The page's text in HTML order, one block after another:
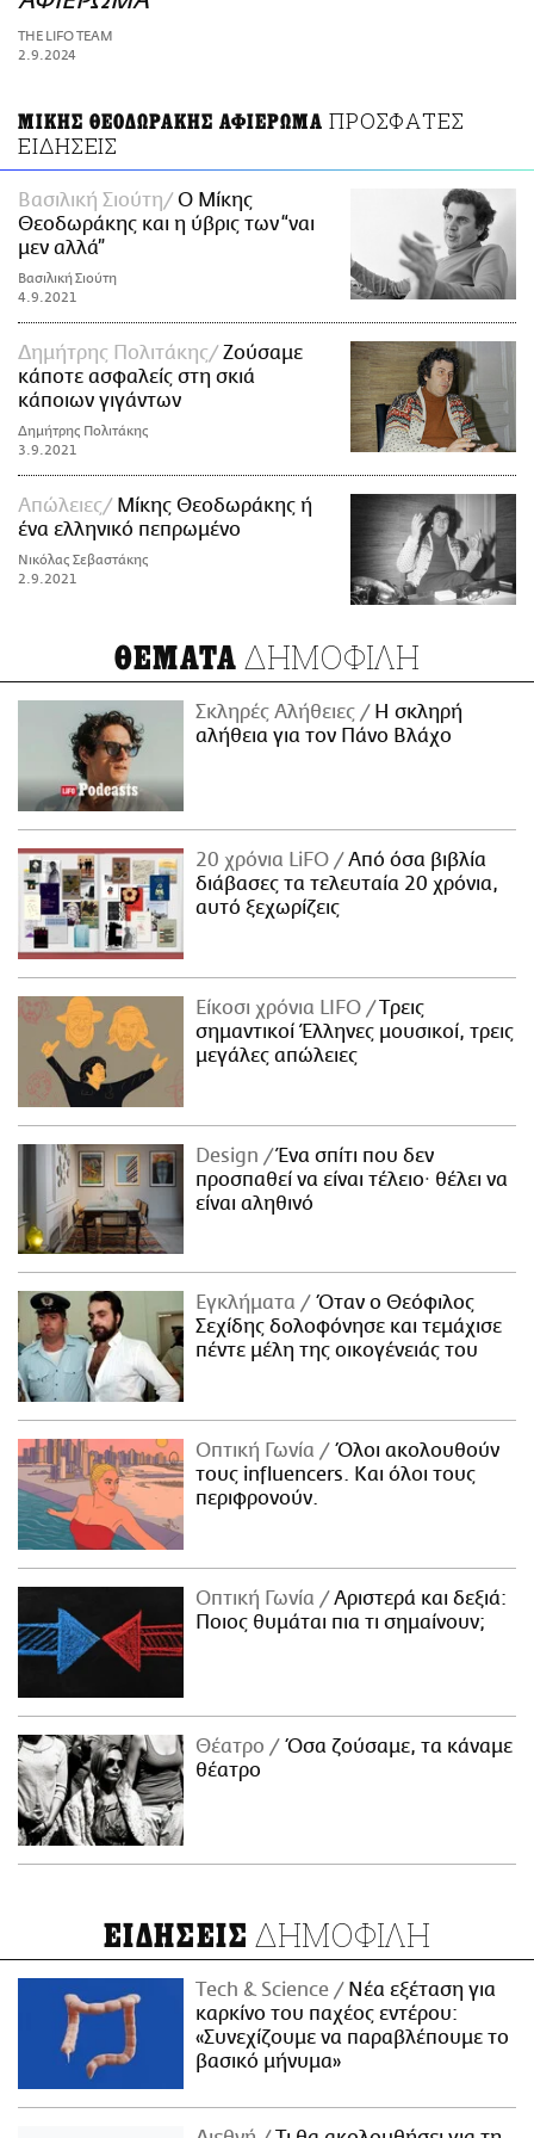
ΑΜΠΑ
PRINT
THE LIFO TEAM
2.9.2024
ΜΙΚΗΣ ΘΕΟΔΩΡΑΚΗΣ ΑΦΙΕΡΩΜΑ ΠΡΟΣΦΑΤΕΣ
ΕΙΔΗΣΕΙΣ
Bασιλική Σιούτη
Ο Μίκης
Θεοδωράκης και η ύβρις των “ναι
μεν αλλά”
Βασιλική Σιούτη
4.9.2021
Δημήτρης Πολιτάκης
Ζούσαμε
κάποτε ασφαλείς στη σκιά
κάποιων γιγάντων
Δημήτρης Πολιτάκης
3.9.2021
Απώλειες
Μίκης Θεοδωράκης ή
ένα ελληνικό πεπρωμένο
Νικόλας Σεβαστάκης
2.9.2021
ΘΕΜΑΤΑ ΔΗΜΟΦΙΛΗ
Σκληρές Αλήθειες
H σκληρή
αλήθεια για τον Πάνο Βλάχο
20 χρόνια LiFO
Από όσα βιβλία
διάβασες τα τελευταία 20 χρόνια,
αυτό ξεχωρίζεις
Είκοσι χρόνια LIFO
Tρεις
σημαντικοί Έλληνες μουσικοί, τρεις
μεγάλες απώλειες
Design
Ένα σπίτι που δεν
προσπαθεί να είναι τέλειο· θέλει να
είναι αληθινό
Εγκλήματα
Όταν ο Θεόφιλος
Σεχίδης δολοφόνησε και τεμάχισε
πέντε μέλη της οικογένειάς του
Οπτική Γωνία
Όλοι ακολουθούν
τους influencers. Και όλοι τους
περιφρονούν.
Οπτική Γωνία
Αριστερά και δεξιά:
Ποιος θυμάται πια τι σημαίνουν;
Θέατρο
Όσα ζούσαμε, τα κάναμε
θέατρο
ΕΙΔΗΣΕΙΣ ΔΗΜΟΦΙΛΗ
Τech & Science
Νέα εξέταση για
καρκίνο του παχέος εντέρου:
«Συνεχίζουμε να παραβλέπουμε το
βασικό μήνυμα»